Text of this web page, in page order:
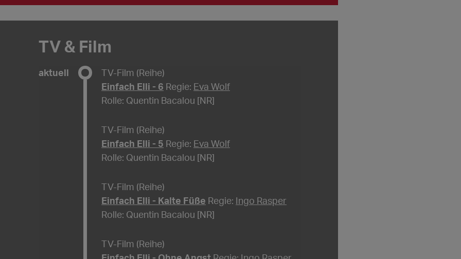
TV & Film
aktuell
TV-Film (Reihe)
Einfach Elli - 6 Regie: Eva Wolf
Rolle: Quentin Bacalou [NR]
TV-Film (Reihe)
Einfach Elli - 5 Regie: Eva Wolf
Rolle: Quentin Bacalou [NR]
TV-Film (Reihe)
Einfach Elli - Kalte Füße Regie: Ingo Rasper
Rolle: Quentin Bacalou [NR]
TV-Film (Reihe)